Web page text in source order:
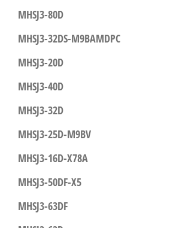
MHSJ3-80D
MHSJ3-32DS-M9BAMDPC
MHSJ3-20D
MHSJ3-40D
MHSJ3-32D
MHSJ3-25D-M9BV
MHSJ3-16D-X78A
MHSJ3-50DF-X5
MHSJ3-63DF